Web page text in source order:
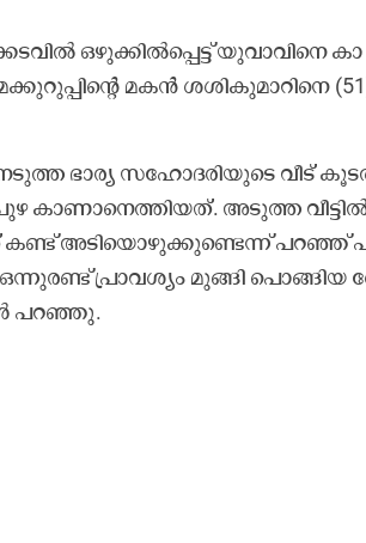
ഒ​ഴു​ക്കി​ൽ​പ്പെ​ട്ട് യു​വാ​വി​നെ കാ​
മ​ക​ൻ ശ​ശി​കു​മാ​റി​നെ
ഭാ​ര്യ സ​ഹോ​ദ​രി​യു​ടെ വീ​ട്
കാ​ണാ​നെ​ത്തി​യ​ത്. അ​ടു​ത്ത
ക​ണ്ട് അ​ടി​യൊ​ഴു​ക്കു​ണ്ടെ​ന്ന് പ​റ​ഞ്ഞ്
ഒ​ന്നു​ര​ണ്ട് പ്രാ​വ​ശ്യം മു​ങ്ങി പൊ​ങ്ങി​യ
പ​റ​ഞ്ഞു.